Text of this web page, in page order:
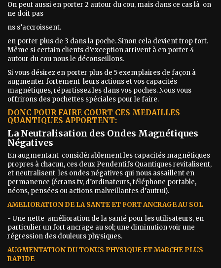
On peut aussi en porter 2 autour du cou, mais dans ce cas là on
ne doit pas
ns s’accroissent.
en porter plus de 3 dans la poche. Sinon cela devient trop fort.
Même si certain clients d’exception arrivent à en porter 4
autour du cou nous le déconseillons.
Si vous désirez en porter plus de 5 exemplaires de façon à
augmenter fortement leurs actions et vos capacités
magnétiques, répartissez les dans vos poches. Nous vous
offrirons des pochettes spéciales pour le faire.
DONC POUR FAIRE COURT CES MEDAILLES
QUANTIQUES APPORTENT:
La Neutralisation des Ondes Magnétiques
Négatives
En augmentant considérablement les capacités magnétiques
propres à chacun, ces deux Pendentifs Quantiques revitalisent,
et neutralisent les ondes négatives qui nous assaillent en
permanence (écrans tv, d’ordinateurs, téléphone portable,
néons, pensées ou actions malveillantes d’autrui).
AMELIORATION DE LA SANTE ET FORT ANCRAGE AU SOL
- Une nette amélioration de la santé pour les utilisateurs, en
particulier un fort ancrage au sol; une diminution voir une
régression des douleurs physiques.
AUGMENTATION DU TONUS PHYSIQUE ET MARCHE PLUS
RAPIDE